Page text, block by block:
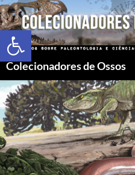
Abrir a barra
Colecionadores de Ossos